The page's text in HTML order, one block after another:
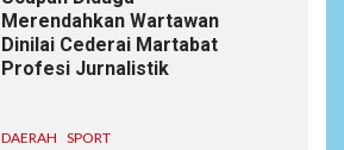
Merendahkan Wartawan
Dinilai Cederai Martabat
Profesi Jurnalistik
DAERAH SPORT